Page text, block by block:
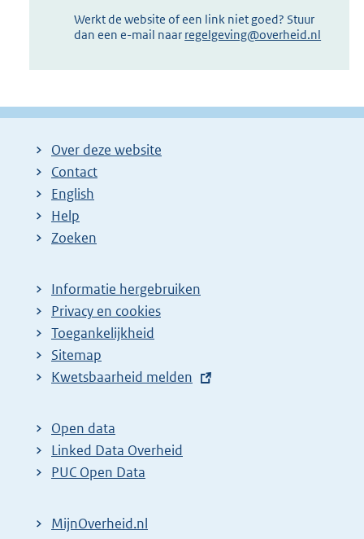
Werkt de website of een link niet goed? Stuur
dan een e-mail naar regelgeving@overheid.nl
Over deze website
Contact
English
Help
Zoeken
Informatie hergebruiken
Privacy en cookies
Toegankelijkheid
Sitemap
E
t
e
r
l
Kwetsbaarheid melden
Open data
Linked Data Overheid
PUC Open Data
MijnOverheid.nl